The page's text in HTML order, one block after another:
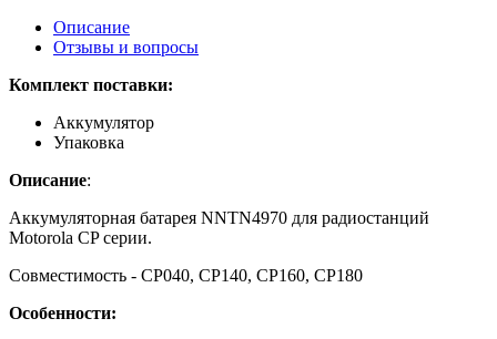
Описание
Отзывы и вопросы
Комплект поставки:
Аккумулятор
Упаковка
Описание:
Аккумуляторная батарея NNTN4970 для радиостанций
Motorola CP серии.
Совместимость - CP040, CP140, CP160, CP180
Особенности: